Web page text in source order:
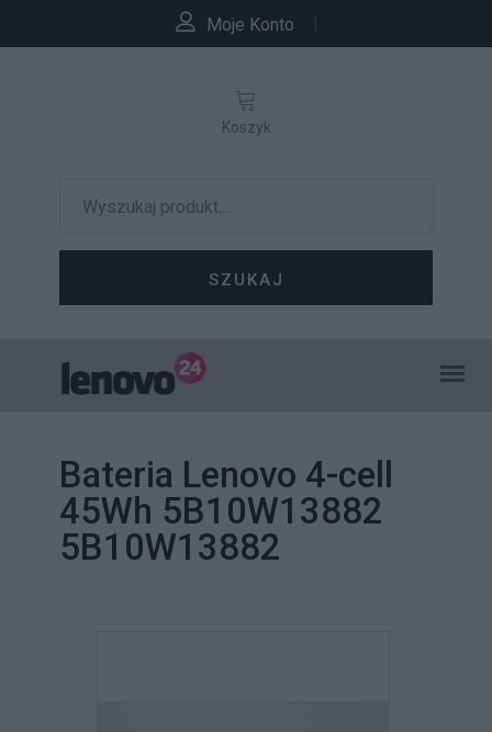
Moje Konto
SZUKAJ
Koszyk
Bateria Lenovo 4-cell
45Wh 5B10W13882
5B10W13882